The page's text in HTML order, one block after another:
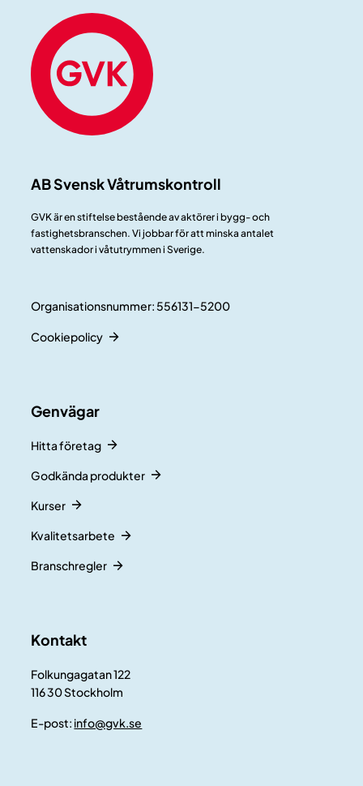
AB Svensk Våtrumskontroll
GVK är en stiftelse bestående av aktörer i bygg- och
fastighetsbranschen. Vi jobbar för att minska antalet
vattenskador i våtutrymmen i Sverige.
Organisationsnummer: 556131-5200
Cookiepolicy
Genvägar
Hitta företag
Godkända produkter
Kurser
Kvalitetsarbete
Branschregler
Kontakt
Folkungagatan 122
116 30 Stockholm
E-post: info@gvk.se